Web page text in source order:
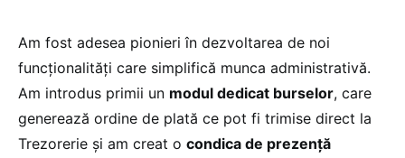
Am fost adesea pionieri în dezvoltarea de noi
funcționalități care simplifică munca administrativă.
Am introdus primii un modul dedicat burselor, care
generează ordine de plată ce pot fi trimise direct la
Trezorerie și am creat o condica de prezență